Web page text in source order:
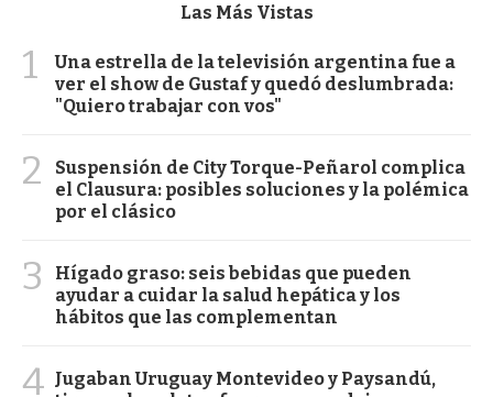
Las Más Vistas
1
Una estrella de la televisión argentina fue a
ver el show de Gustaf y quedó deslumbrada:
"Quiero trabajar con vos"
2
Suspensión de City Torque-Peñarol complica
el Clausura: posibles soluciones y la polémica
por el clásico
3
Hígado graso: seis bebidas que pueden
ayudar a cuidar la salud hepática y los
hábitos que las complementan
4 Jugaban Uruguay Montevideo y Paysandú,